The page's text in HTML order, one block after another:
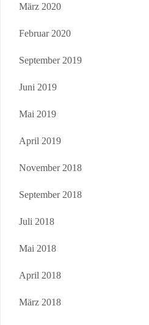
März 2020
Februar 2020
September 2019
Juni 2019
Mai 2019
April 2019
November 2018
September 2018
Juli 2018
Mai 2018
April 2018
März 2018